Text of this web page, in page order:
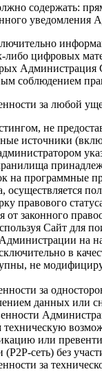
содержать:
уведомления
либо цифровых
Администрация
соблюдением
за любой
не
источники
на программные
осуществляется
правового
законного
Сайт для
на
в
не
за
данных или
техническую
или
сеть) без
за